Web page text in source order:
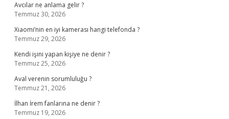
Avcılar ne anlama gelir ?
Temmuz 30, 2026
Xiaomi’nin en iyi kamerası hangi telefonda ?
Temmuz 29, 2026
Kendi işini yapan kişiye ne denir ?
Temmuz 25, 2026
Aval verenin sorumluluğu ?
Temmuz 21, 2026
İlhan İrem fanlarına ne denir ?
Temmuz 19, 2026